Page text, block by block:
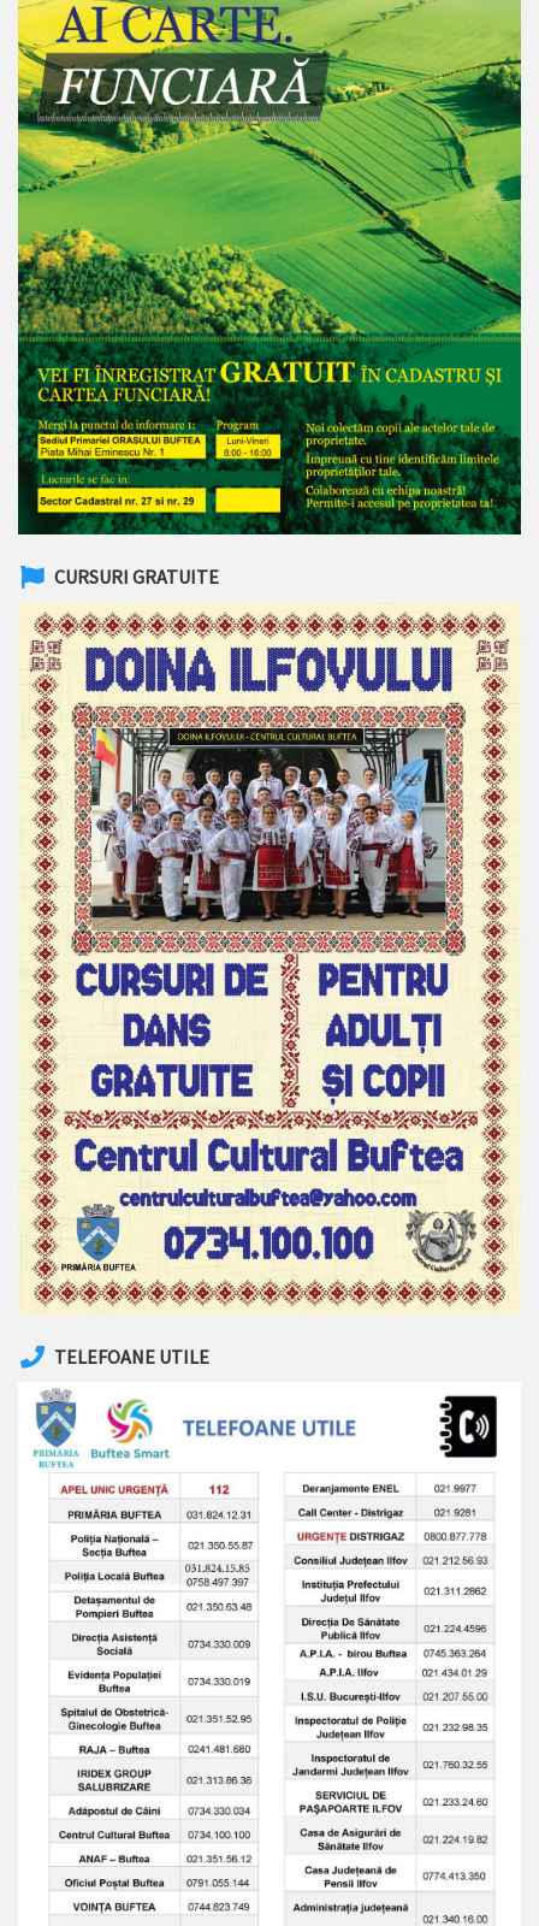
CURSURI GRATUITE
TELEFOANE UTILE